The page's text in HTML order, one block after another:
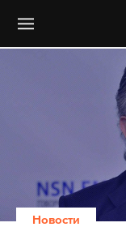
Новости